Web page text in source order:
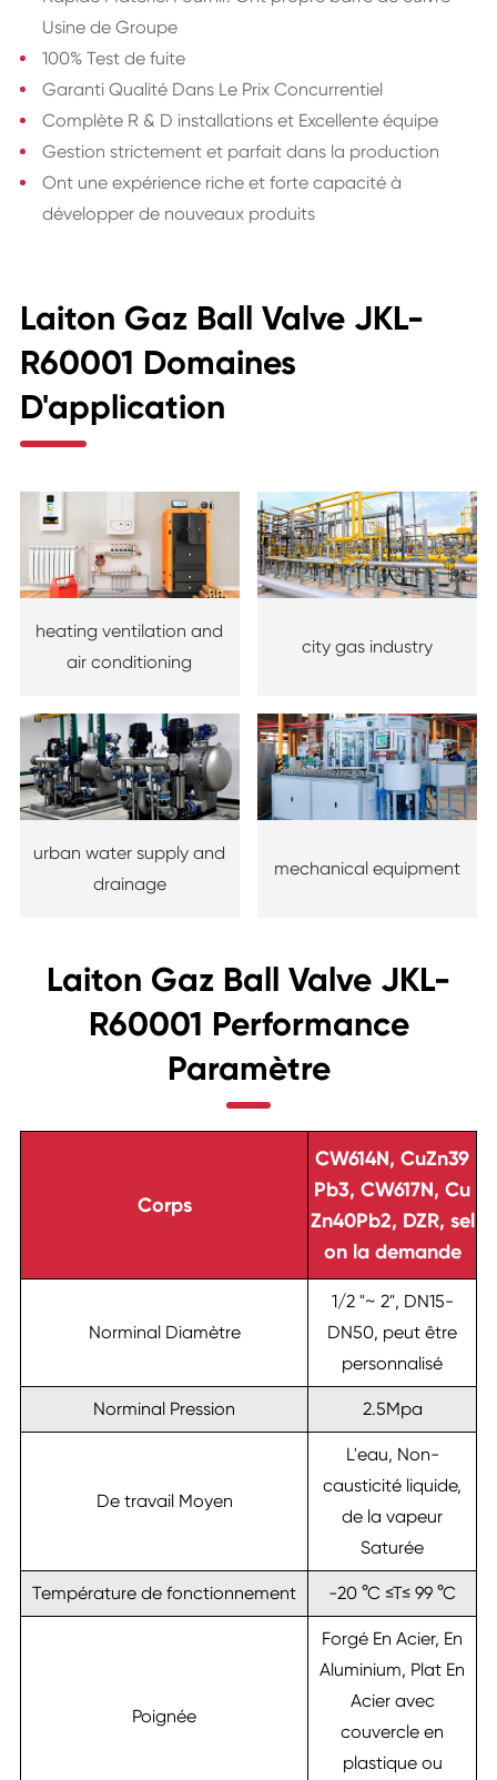
Usine de Groupe
100% Test de fuite
Garanti Qualité Dans Le Prix Concurrentiel
Complète R & D installations et Excellente équipe
Gestion strictement et parfait dans la production
Ont une expérience riche et forte capacité à
développer de nouveaux produits
Laiton Gaz Ball Valve JKL-
R60001 Domaines
D'application
heating ventilation and
air conditioning
city gas industry
urban water supply and
drainage
mechanical equipment
Laiton Gaz Ball Valve JKL-
R60001 Performance
Paramètre
Corps
CW614N, CuZn39
Pb3, CW617N, Cu
Zn40Pb2, DZR, sel
on la demande
Norminal Diamètre
1/2 "~ 2", DN15-
DN50, peut être
personnalisé
Norminal Pression 2.5Mpa
De travail Moyen
L'eau, Non-
causticité liquide,
de la vapeur
Saturée
Température de fonctionnement -20 °C ≤T≤ 99 °C
Poignée
Forgé En Acier, En
Aluminium, Plat En
Acier avec
couvercle en
plastique ou